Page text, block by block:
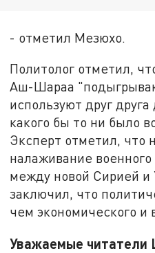
- отметил Мезюхо.
Политолог отметил,
Аш-Шараа
используют друг
какого бы то ни было
Эксперт отметил, что
налаживание
между новой Сирией и
заключил, что
чем экономического и
Уважаемые читатели